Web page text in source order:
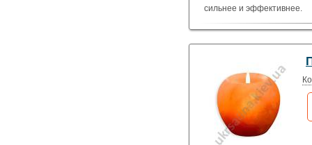
сильнее и эффективнее.
голубая
зеленая
оранжевая
Размер:
500 х 500